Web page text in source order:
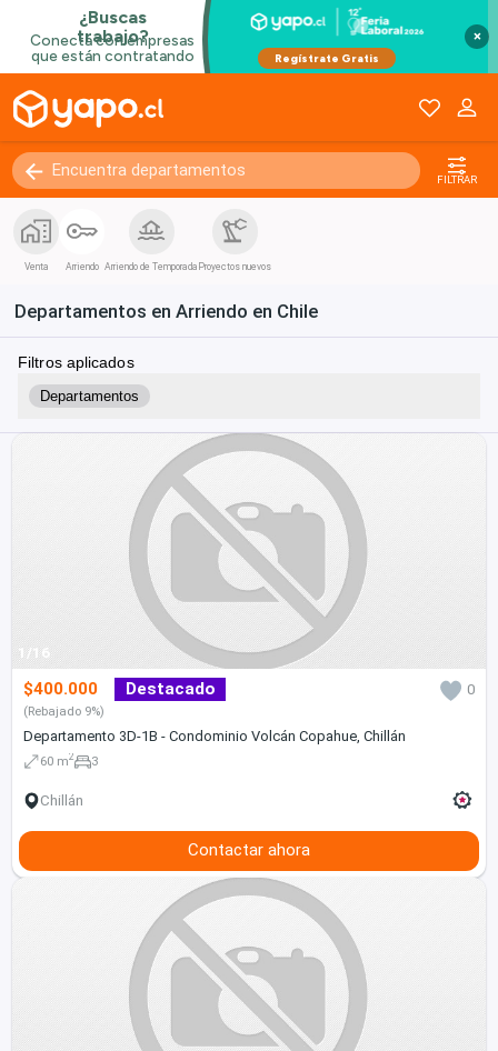
×
FILTRAR
Venta Arriendo Arriendo de Temporada Proyectos nuevos
Departamentos en Arriendo en Chile
Filtros aplicados
Departamentos
1/16
$400.000 Destacado 0
(Rebajado 9%)
Departamento 3D-1B - Condominio Volcán Copahue, Chillán
60 m2 3
Chillán
Contactar ahora